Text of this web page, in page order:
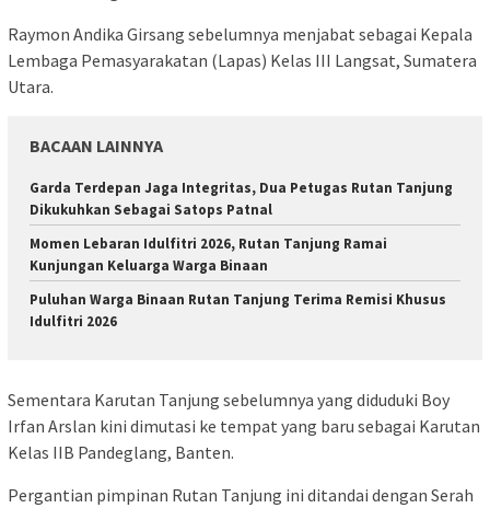
Raymon Andika Girsang sebelumnya menjabat sebagai Kepala
Lembaga Pemasyarakatan (Lapas) Kelas III Langsat, Sumatera
Utara.
BACAAN LAINNYA
Garda Terdepan Jaga Integritas, Dua Petugas Rutan Tanjung
Dikukuhkan Sebagai Satops Patnal
Momen Lebaran Idulfitri 2026, Rutan Tanjung Ramai
Kunjungan Keluarga Warga Binaan
Puluhan Warga Binaan Rutan Tanjung Terima Remisi Khusus
Idulfitri 2026
Sementara Karutan Tanjung sebelumnya yang diduduki Boy
Irfan Arslan kini dimutasi ke tempat yang baru sebagai Karutan
Kelas IIB Pandeglang, Banten.
Pergantian pimpinan Rutan Tanjung ini ditandai dengan Serah